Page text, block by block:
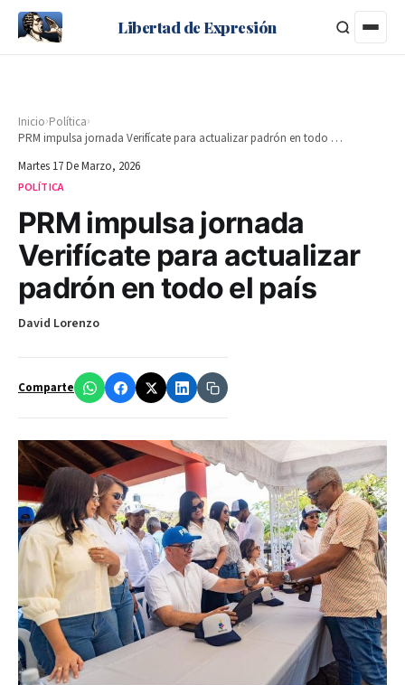
Libertad de Expresión
Inicio›Política›
PRM impulsa jornada Verifícate para actualizar padrón en todo el país
Martes 17 De Marzo, 2026
POLÍTICA
PRM impulsa jornada
Verifícate para actualizar
padrón en todo el país
David Lorenzo
Comparte